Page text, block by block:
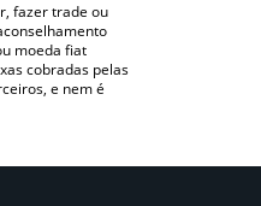
fazer trade ou
moeda fiat
cobradas pelas
e nem é